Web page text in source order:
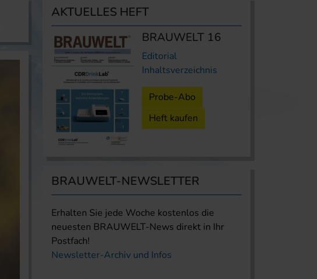
AKTUELLES HEFT
BRAUWELT 16
Editorial
Inhaltsverzeichnis
Probe-Abo
Heft kaufen
BRAUWELT-NEWSLETTER
Erhalten Sie jede Woche kostenlos die
neuesten BRAUWELT-News direkt in Ihr
Postfach!
Newsletter-Archiv und Infos